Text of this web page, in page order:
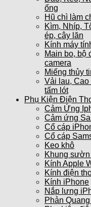
ống
Hũ chì làm
Kìm, Nhíp,
ép, cây lăn
Kính máy
Main bo, bộ
camera
Miếng thủy
Vải lau, Cao
tấm lót
Phụ Kiện Điện
Cảm Ứng
Cảm ứng
Cổ cáp
Cổ cáp
Keo khô
Khung
Kính Apple
Kính điện
Kính iPhone
Nắp lưng
Phản